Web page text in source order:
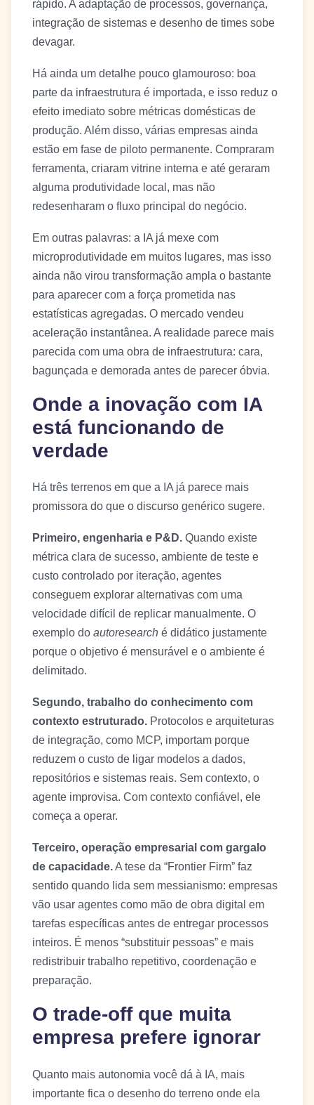
rápido. A adaptação de processos, governança,
integração de sistemas e desenho de times sobe
devagar.
Há ainda um detalhe pouco glamouroso: boa
parte da infraestrutura é importada, e isso reduz o
efeito imediato sobre métricas domésticas de
produção. Além disso, várias empresas ainda
estão em fase de piloto permanente. Compraram
ferramenta, criaram vitrine interna e até geraram
alguma produtividade local, mas não
redesenharam o fluxo principal do negócio.
Em outras palavras: a IA já mexe com
microprodutividade em muitos lugares, mas isso
ainda não virou transformação ampla o bastante
para aparecer com a força prometida nas
estatísticas agregadas. O mercado vendeu
aceleração instantânea. A realidade parece mais
parecida com uma obra de infraestrutura: cara,
bagunçada e demorada antes de parecer óbvia.
Onde a inovação com IA
está funcionando de
verdade
Há três terrenos em que a IA já parece mais
promissora do que o discurso genérico sugere.
Primeiro, engenharia e P&D. Quando existe
métrica clara de sucesso, ambiente de teste e
custo controlado por iteração, agentes
conseguem explorar alternativas com uma
velocidade difícil de replicar manualmente. O
exemplo do autoresearch é didático justamente
porque o objetivo é mensurável e o ambiente é
delimitado.
Segundo, trabalho do conhecimento com
contexto estruturado. Protocolos e arquiteturas
de integração, como MCP, importam porque
reduzem o custo de ligar modelos a dados,
repositórios e sistemas reais. Sem contexto, o
agente improvisa. Com contexto confiável, ele
começa a operar.
Terceiro, operação empresarial com gargalo
de capacidade.A tese da “Frontier Firm” faz
sentido quando lida sem messianismo: empresas
vão usar agentes como mão de obra digital em
tarefas específicas antes de entregar processos
inteiros. É menos “substituir pessoas” e mais
redistribuir trabalho repetitivo, coordenação e
preparação.
O trade-off que muita
empresa prefere ignorar
Quanto mais autonomia você dá à IA, mais
importante fica o desenho do terreno onde ela